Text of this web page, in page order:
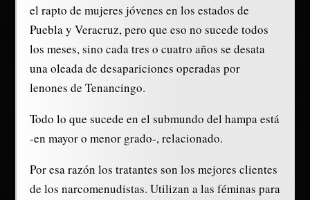
el rapto de mujeres jóvenes en los estados de
Puebla y Veracruz, pero que eso no sucede todos
los meses, sino cada tres o cuatro años se desata
una oleada de desapariciones operadas por
lenones de Tenancingo.
Todo lo que sucede en el submundo del hampa está
-en mayor o menor grado-, relacionado.
Por esa razón los tratantes son los mejores clientes
de los narcomenudistas. Utilizan a las féminas para